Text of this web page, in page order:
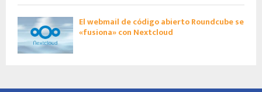
El webmail de código abierto Roundcube se
«fusiona» con Nextcloud